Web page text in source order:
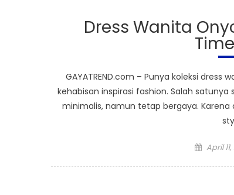
Dress Wanita
GAYATREND.com – Punya koleksi
kehabisan inspirasi fashion. Salah
minimalis, namun tetap bergaya. Karena
Posted
April 11,